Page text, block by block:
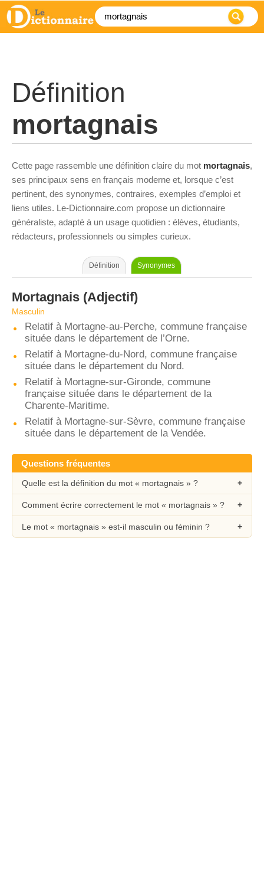
Définition
mortagnais
Cette page rassemble une définition claire du mot mortagnais,
ses principaux sens en français moderne et, lorsque c’est
pertinent, des synonymes, contraires, exemples d’emploi et
liens utiles. Le-Dictionnaire.com propose un dictionnaire
généraliste, adapté à un usage quotidien : élèves, étudiants,
rédacteurs, professionnels ou simples curieux.
Définition Synonymes
Mortagnais (Adjectif)
Masculin
Relatif à Mortagne-au-Perche, commune française
située dans le département de l’Orne.
Relatif à Mortagne-du-Nord, commune française
située dans le département du Nord.
Relatif à Mortagne-sur-Gironde, commune
française située dans le département de la
Charente-Maritime.
Relatif à Mortagne-sur-Sèvre, commune française
située dans le département de la Vendée.
Questions fréquentes
Quelle est la définition du mot « mortagnais » ?
Comment écrire correctement le mot « mortagnais » ?
Le mot « mortagnais » est-il masculin ou féminin ?